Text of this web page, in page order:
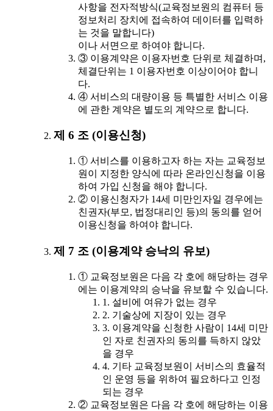
사항을 전자적방식(교육정보원의 컴퓨터 등
정보처리 장치에 접속하여 데이터를 입력하
는 것을 말합니다)
이나 서면으로 하여야 합니다.
③ 이용계약은 이용자번호 단위로 체결하며,
체결단위는 1 이용자번호 이상이어야 합니
다.
④ 서비스의 대량이용 등 특별한 서비스 이용
에 관한 계약은 별도의 계약으로 합니다.
제 6 조 (이용신청)
① 서비스를 이용하고자 하는 자는 교육정보
원이 지정한 양식에 따라 온라인신청을 이용
하여 가입 신청을 해야 합니다.
② 이용신청자가 14세 미만인자일 경우에는
친권자(부모, 법정대리인 등)의 동의를 얻어
이용신청을 하여야 합니다.
제 7 조 (이용계약 승낙의 유보)
① 교육정보원은 다음 각 호에 해당하는 경우
에는 이용계약의 승낙을 유보할 수 있습니다.
1. 설비에 여유가 없는 경우
2. 기술상에 지장이 있는 경우
3. 이용계약을 신청한 사람이 14세 미만
인 자로 친권자의 동의를 득하지 않았
을 경우
4. 기타 교육정보원이 서비스의 효율적
인 운영 등을 위하여 필요하다고 인정
되는 경우
② 교육정보원은 다음 각 호에 해당하는 이용